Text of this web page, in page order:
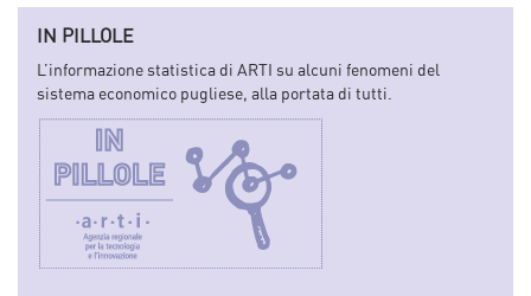
IN PILLOLE
L’informazione statistica di ARTI su alcuni fenomeni del
sistema economico pugliese, alla portata di tutti.